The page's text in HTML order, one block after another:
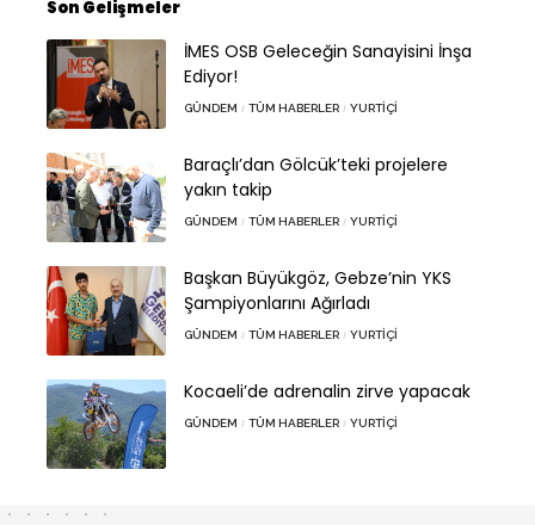
Son Gelişmeler
İMES OSB Geleceğin Sanayisini İnşa
Ediyor!
GÜNDEM TÜM HABERLER YURTIÇI
Baraçlı’dan Gölcük’teki projelere
yakın takip
GÜNDEM TÜM HABERLER YURTIÇI
Başkan Büyükgöz, Gebze’nin YKS
Şampiyonlarını Ağırladı
GÜNDEM TÜM HABERLER YURTIÇI
Kocaeli’de adrenalin zirve yapacak
GÜNDEM TÜM HABERLER YURTIÇI